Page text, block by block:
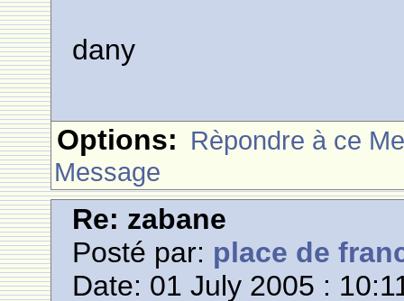
dany
Options: Rèpondre à ce
Message
Re: zabane
Posté par: place de
Date: 01 July 2005 :